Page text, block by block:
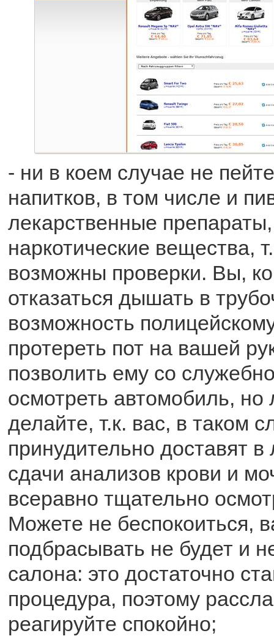
- ни в коем случае не
напитков, в том числе и
лекарственные
наркотические вещества,
возможны проверки. Вы,
отказаться дышать в
возможность
протереть пот на вашей
позволить ему со
осмотреть автомобиль, но
делайте, т.к. вас, в таком
принудительно доставят
сдачи анализов крови и
всеравно тщательно
Можете не беспокоиться,
подбрасывать не будет и
салона: это достаточно
процедура, поэтому
реагируйте спокойно;